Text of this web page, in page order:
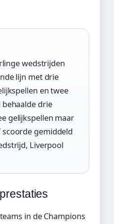
wedstrijden
lijn met drie
en twee
drie
gelijkspellen maar
scoorde gemiddeld
Liverpool
in de Champions